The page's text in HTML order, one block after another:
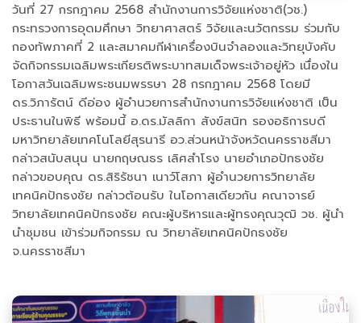
วันที่ 27 กรกฎาคม 2568 สำนักงานการวิจัยแห่งชาติ(วช.)
กระทรวงการอุดมศึกษา วิทยาศาสตร์ วิจัยและนวัตกรรม ร่วมกับ
กองทัพภาคที่ 2 และสมาคมกีฬาเครื่องบินจำลองและวิทยุบังคับ
จัดกิจกรรมเฉลิมพระเกียรติพระบาทสมเด็จพระเจ้าอยู่หัว เนื่องใน
โอกาสวันเฉลิมพระชนมพรรษา 28 กรกฎาคม 2568 โดยมี
ดร.วิภารัตน์ ดีอ่อง ผู้อำนวยการสำนักงานการวิจัยแห่งชาติ เป็น
ประธานในพิธี พร้อมนี้ อ.ดร.มัลลิกา สังข์สนิท รองอธิการบดี
มหาวิทยาลัยเทคโนโลยีสุรนารี อว.ส่วนหน้าจังหวัดนครราชสีมา
กล่าวสนับสนุน นายกฤษณธร เลิศสำโรง นายอำเภอปักธงชัย
กล่าวขอบคุณ ดร.สิริรัชนา เนาว์โสภา ผู้อำนวยการวิทยาลัย
เทคนิคปักธงชัย กล่าวต้อนรับ ในโอกาสเดียวกัน คณาจารย์
วิทยาลัยเทคนิคปักธงชัย คณะผู้บริหารและผู้ทรงคุณวุฒิ วช. ผู้นำ
นำชุมชน เข้าร่วมกิจกรรม ณ วิทยาลัยเทคนิคปักธงชัย
จ.นครราชสีมา